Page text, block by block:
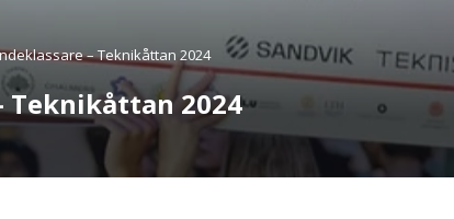
– Teknikåttan 2024
Teknikåttan 2024